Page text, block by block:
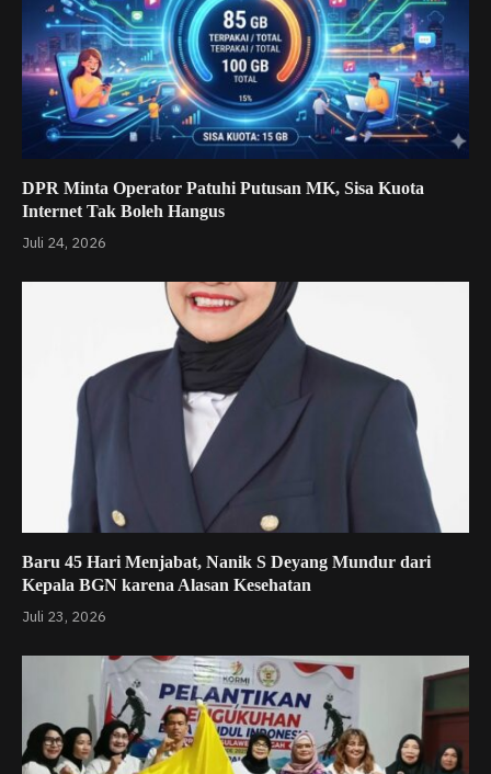
DPR Minta Operator Patuhi Putusan MK, Sisa Kuota
Internet Tak Boleh Hangus
Juli 24, 2026
Baru 45 Hari Menjabat, Nanik S Deyang Mundur dari
Kepala BGN karena Alasan Kesehatan
Juli 23, 2026